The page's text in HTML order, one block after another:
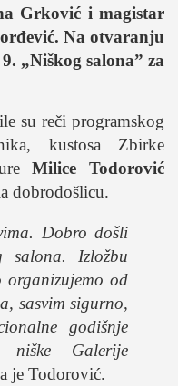
Grković i magistar
Na otvaranju
„Niškog salona” za
su reči programskog
kustosa Zbirke
Milice Todorović
dobrodošlicu.
Dobro došli
salona. Izložbu
organizujemo od
sasvim sigurno,
godišnje
niške Galerije
je Todorović.